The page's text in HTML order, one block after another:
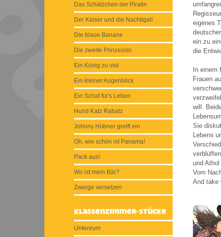
Das Schätzchen der Piratin
Der Kaiser und die Nachtigall
Die blaue Banane
Die zweite Prinzessin
Ein König zu viel
Ein kleiner Augenblick
Ein Schaf für's Leben
Hund Katz Rabatz
Johnny Hübner greift ein
Oh, wie schön ist Panama!
Pack aus!
Wo ist mein Bär?
Zwerge versetzen
Klassenzimmer-Stücke
Untenrum
eigenes
ein zu
die
In
Frauen
will.
Sie
Lebens
und
Vom
And take